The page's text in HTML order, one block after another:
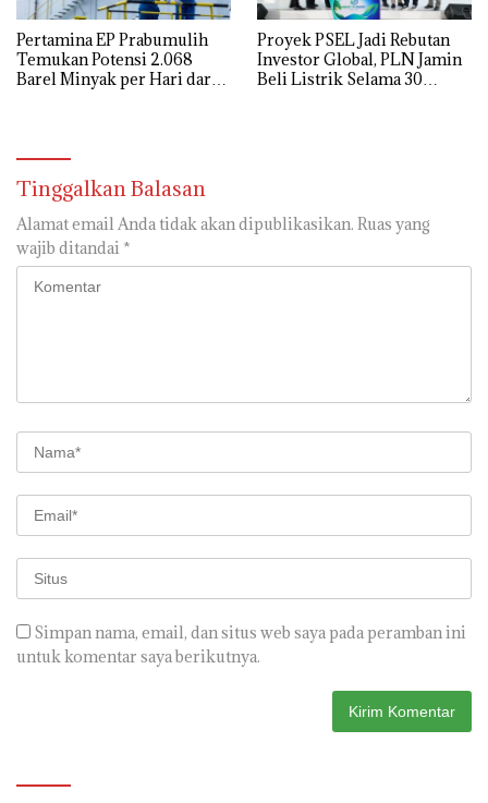
Pertamina EP Prabumulih
Temukan Potensi 2.068
Barel Minyak per Hari dari
Proyek PSEL Jadi Rebutan
Investor Global, PLN Jamin
Beli Listrik Selama 30
Tinggalkan Balasan
Alamat email Anda tidak akan dipublikasikan. Ruas yang
wajib ditandai *
Simpan nama, email, dan situs web saya pada peramban ini
untuk komentar saya berikutnya.